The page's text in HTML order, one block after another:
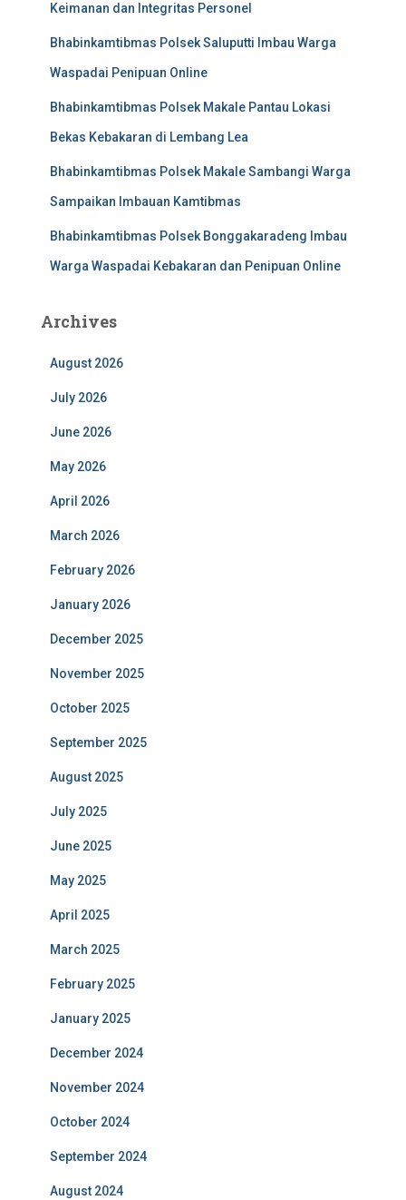
Keimanan dan Integritas Personel
Bhabinkamtibmas Polsek Saluputti Imbau Warga
Waspadai Penipuan Online
Bhabinkamtibmas Polsek Makale Pantau Lokasi
Bekas Kebakaran di Lembang Lea
Bhabinkamtibmas Polsek Makale Sambangi Warga
Sampaikan Imbauan Kamtibmas
Bhabinkamtibmas Polsek Bonggakaradeng Imbau
Warga Waspadai Kebakaran dan Penipuan Online
Archives
August 2026
July 2026
June 2026
May 2026
April 2026
March 2026
February 2026
January 2026
December 2025
November 2025
October 2025
September 2025
August 2025
July 2025
June 2025
May 2025
April 2025
March 2025
February 2025
January 2025
December 2024
November 2024
October 2024
September 2024
August 2024